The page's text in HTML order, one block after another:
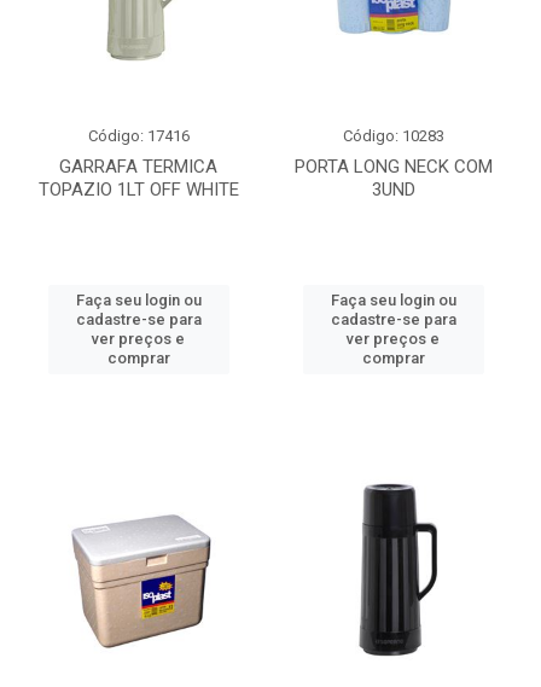
GARRAFA TERMICA
TOPAZIO 1LT OFF WHITE
Código: 17416
Faça seu login ou
cadastre-se para
ver preços e
comprar
PORTA LONG NECK COM
3UND
Código: 10283
Faça seu login ou
cadastre-se para
ver preços e
comprar